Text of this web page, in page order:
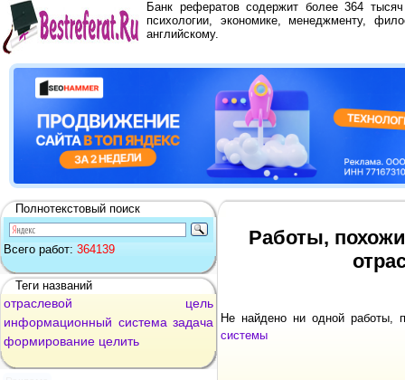
Банк рефератов содержит более 364
психологии, экономике, менеджменту,
английскому.
Полнотекстовый поиск
Всего работ: 364139
Теги названий
отраслевой
цель
информационный система задача
формирование целить
Работы,
Не найдено ни одной работы,
системы